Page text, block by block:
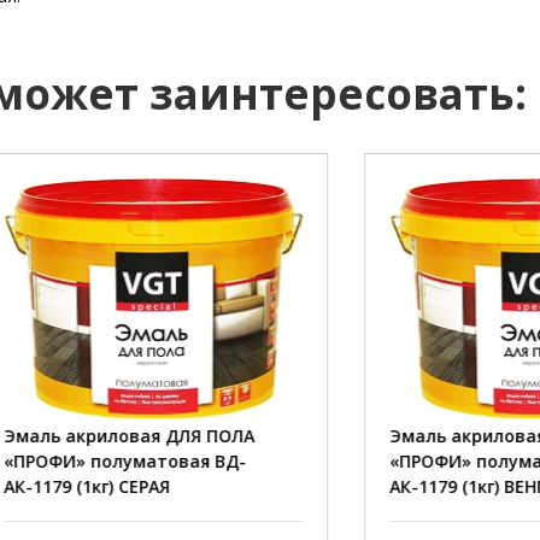
заинтересовать:
ДЛЯ ПОЛА
полуматовая ВД-
СЕРАЯ
1 кг.
1 кг; 2,5 кг; 10 кг.
СЕРАЯ.
100 г/м2.
24 часа.
Эмаль акриловая ДЛЯ
«ПРОФИ» полуматовая
АК-1179 (1кг) ВЕНГЕ
1 кг;
полное высыхание::